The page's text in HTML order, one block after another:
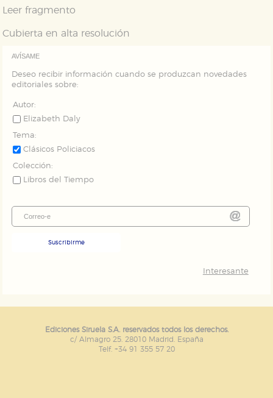
Leer fragmento
Cubierta en alta resolución
AVÍSAME
Deseo recibir información cuando se produzcan novedades
editoriales sobre:
Autor:
Elizabeth Daly
Tema:
Clásicos Policiacos
Colección:
Libros del Tiempo
Suscribirme
Interesante
Ediciones Siruela S.A. reservados todos los derechos.
c/ Almagro 25. 28010 Madrid. España
Telf. +34 91 355 57 20
GUARDAR CONFIGURACIÓN
Puede consultar nuestra política de cookies